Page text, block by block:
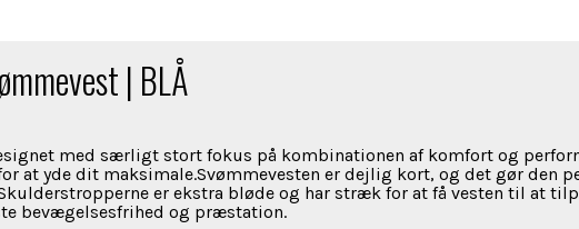
| BLÅ
med særligt stort fokus på kombinationen af komfort og
at yde dit maksimale.Svømmevesten er dejlig kort, og det gør den
er ekstra bløde og har stræk for at få vesten til at
bevægelsesfrihed og præstation.